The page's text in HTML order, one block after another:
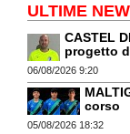
ULTIME
CASTEL
progetto
06/08/2026 9:20
corso
05/08/2026 18:32